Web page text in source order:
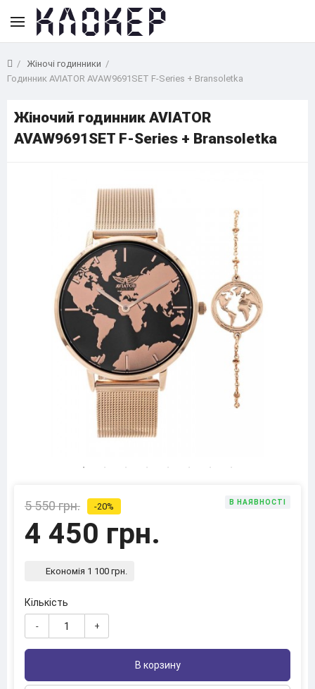
Жіночі годинники
Годинник AVIATOR AVAW9691SET F-Series + Bransoletka
Жіночий годинник AVIATOR
AVAW9691SET F-Series + Bransoletka
5 550 грн. -20%
4 450 грн.
В НАЯВНОСТІ
Економія 1 100 грн.
Кількість
- +
В корзину